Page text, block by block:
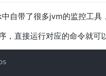
自带了很多jvm的监控工
，直接运行对应的命令就可